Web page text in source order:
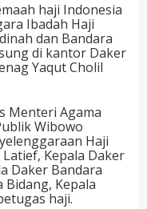
haji Indonesia
Ibadah Haji
dan Bandara
di kantor Daker
Yaqut Cholil
Menteri Agama
Wibowo
Haji
Kepala Daker
Daker Bandara
Bidang, Kepala
haji.